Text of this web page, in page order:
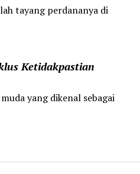
tayang perdananya di
Ketidakpastian
yang dikenal sebagai